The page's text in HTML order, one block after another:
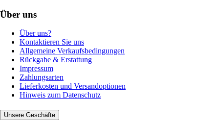
Über uns
Über uns?
Kontaktieren Sie uns
Allgemeine Verkaufsbedingungen
Rückgabe & Erstattung
Impressum
Zahlungsarten
Lieferkosten und Versandoptionen
Hinweis zum Datenschutz
Unsere Geschäfte